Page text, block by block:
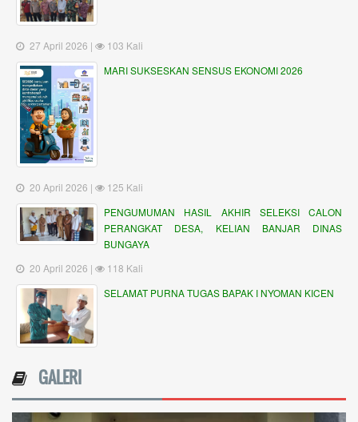
27 April 2026 |
103 Kali
MARI SUKSESKAN SENSUS EKONOMI 2026
20 April 2026 |
125 Kali
PENGUMUMAN HASIL AKHIR SELEKSI CALON
PERANGKAT DESA, KELIAN BANJAR DINAS
BUNGAYA
20 April 2026 |
118 Kali
SELAMAT PURNA TUGAS BAPAK I NYOMAN KICEN
GALERI